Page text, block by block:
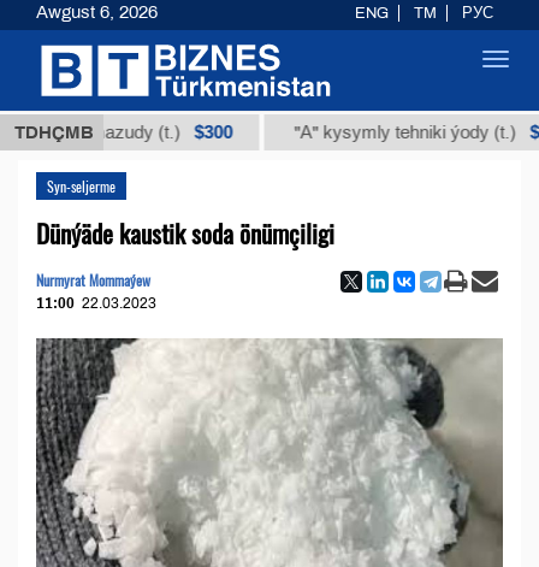
TDHÇMB
mazudy (t.) $300 "А" kysymly tehniki ýody (t.) $86 000
Syn-seljerme
Dünýäde kaustik soda önümçiligi
Nurmyrat Mommaýew
11:00 22.03.2023
Awgust 6, 2026 ENG TM РУС